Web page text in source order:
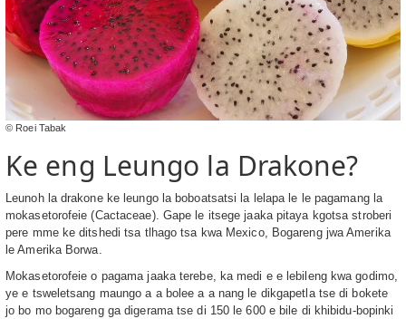
© Roei Tabak
Ke eng Leungo la Drakone?
Leunoh la drakone ke leungo la boboatsatsi la lelapa le le pagamang la
mokasetorofeie (Cactaceae). Gape le itsege jaaka pitaya kgotsa stroberi
pere mme ke ditshedi tsa tlhago tsa kwa Mexico, Bogareng jwa Amerika
le Amerika Borwa.
Mokasetorofeie o pagama jaaka terebe, ka medi e e lebileng kwa godimo,
ye e tsweletsang maungo a a bolee a a nang le dikgapetla tse di bokete
jo bo mo bogareng ga digerama tse di 150 le 600 e bile di khibidu-bopinki